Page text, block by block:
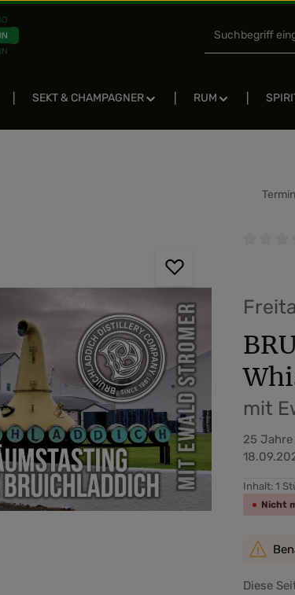
SEKT & CHAMPAGNER RUM
mit
25
Inhalt:1
Nicht
Diese